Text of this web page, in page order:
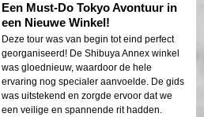
Een Must-Do Tokyo Avontuur in
een Nieuwe Winkel!
Deze tour was van begin tot eind perfect
georganiseerd! De Shibuya Annex winkel
was gloednieuw, waardoor de hele
ervaring nog specialer aanvoelde. De gids
was uitstekend en zorgde ervoor dat we
een veilige en spannende rit hadden.